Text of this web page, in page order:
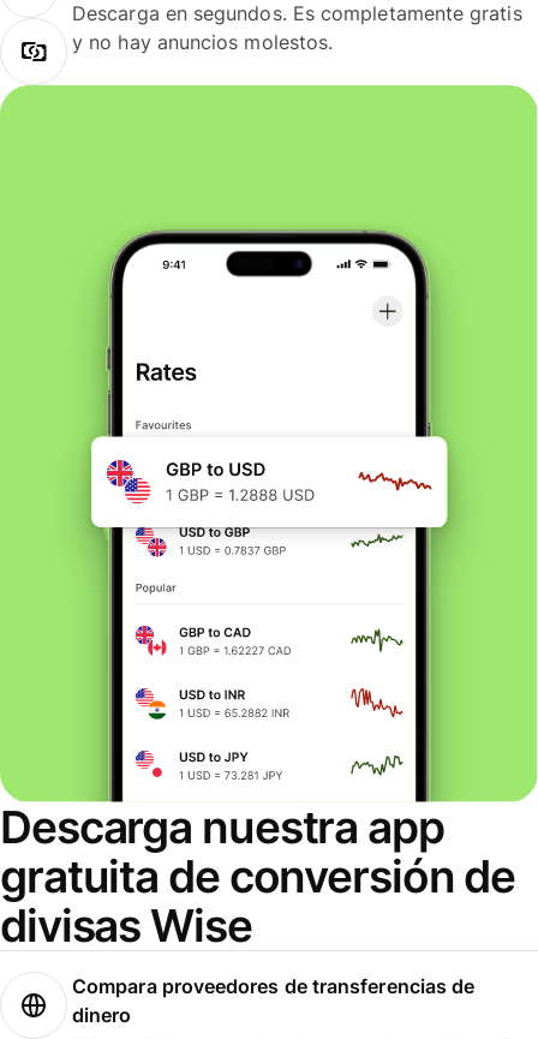
Descarga en segundos. Es completamente gratis
y no hay anuncios molestos.
Descarga nuestra app
gratuita de conversión de
divisas Wise
Compara proveedores de transferencias de
dinero